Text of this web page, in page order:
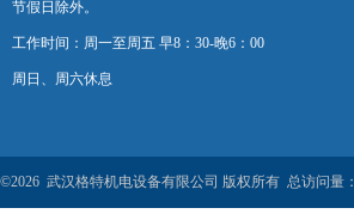
节假日除外。
工作时间：周一至周五 早8：30-晚6：00
周日、周六休息
©2026 武汉格特机电设备有限公司 版权所有 总访问量：